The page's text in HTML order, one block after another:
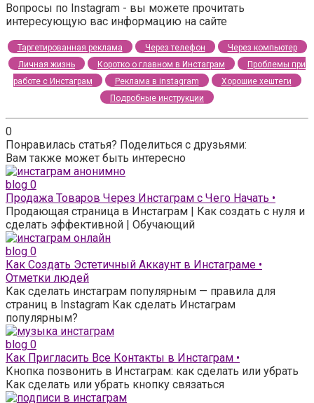
Вопросы по Instagram - вы можете прочитать
интересующую вас информацию на сайте
Таргетированная реклама Через телефон
Через компьютер
Личная жизнь
Коротко о главном в Инстаграм
Проблемы при
работе с Инстаграм
Реклама в instagram
Хорошие хештеги
Подробные инструкции
0
Понравилась статья? Поделиться с друзьями:
Вам также может быть интересно
blog 0
Продажа Товаров Через Инстаграм с Чего Начать •
Продающая страница в Инстаграм | Как создать с нуля и
сделать эффективной | Обучающий
blog 0
Как Создать Эстетичный Аккаунт в Инстаграме •
Отметки людей
Как сделать инстаграм популярным — правила для
страниц в Instagram Как сделать Инстаграм
популярным?
blog 0
Как Пригласить Все Контакты в Инстаграм •
Кнопка позвонить в Инстаграм: как сделать или убрать
Как сделать или убрать кнопку связаться